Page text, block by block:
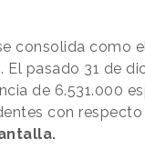
consolida como el
El pasado 31 de
de 6.531.000
con